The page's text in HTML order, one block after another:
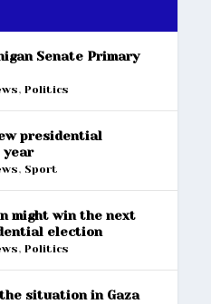
Senate Primary
,Politics
presidential
year
, Sport
might win the next
election
,Politics
situation in Gaza